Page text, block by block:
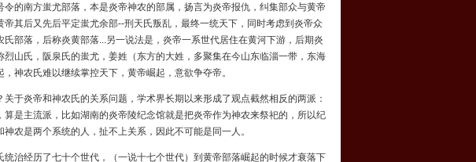
的南方蚩尤部落，本是炎帝神农的部属，扬言为炎帝报仇，纠集部众与黄帝
帝其后又先后平定蚩尤余部--刑天 氏叛乱，最终一统天下，同时考虑到炎帝众
部落，后称炎黄部落...另一说法是，炎帝一系世代居住在黄河下游，后期炎
山氏，阪泉氏的蚩尤，姜姓（东方的大姓 ，多聚集在今山东临淄一带，东海
神农氏难以继续掌控天下，黄帝崛起，意欲争夺帝。
于炎帝和神农氏的关系问题，学术界长期以来形成了观点截然相反的两派：
是主流派，比如湖南的炎帝陵纪念馆就是把炎帝作为神农来祭祀的，所以纪
农是两个系统的人，扯不上关系，因此不可能是同一人。
经历了七十个世代，（一说十七个世代）到黄帝部落崛起的时候才衰落下